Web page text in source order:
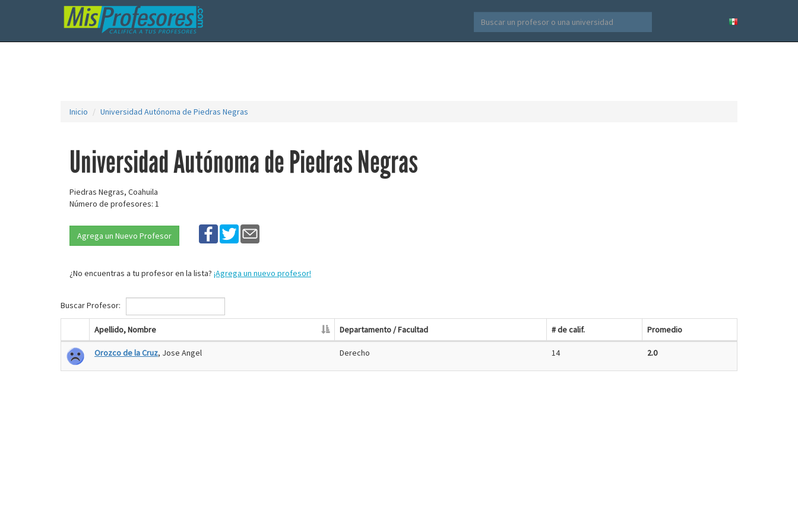
Inicio Universidad Autónoma de Piedras Negras
Universidad Autónoma de Piedras Negras
Piedras Negras, Coahuila
Número de profesores: 1
Agrega un Nuevo Profesor
¿No encuentras a tu profesor en la lista? ¡Agrega un nuevo profesor!
Buscar Profesor:
Apellido, Nombre Departamento / Facultad # de calif. Promedio
Orozco de la Cruz, Jose Angel Derecho 14 2.0